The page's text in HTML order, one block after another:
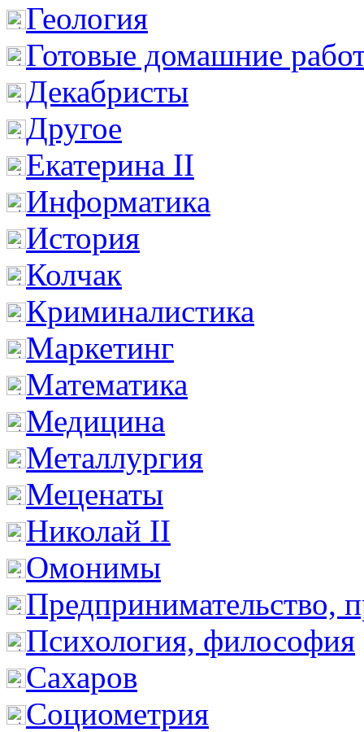
Геология
Готовые домашние
Декабристы
Другое
Екатерина II
Информатика
История
Колчак
Криминалистика
Маркетинг
Математика
Медицина
Металлургия
Меценаты
Николай II
Омонимы
Предпринимательство,
Психология, философия
Сахаров
Социометрия